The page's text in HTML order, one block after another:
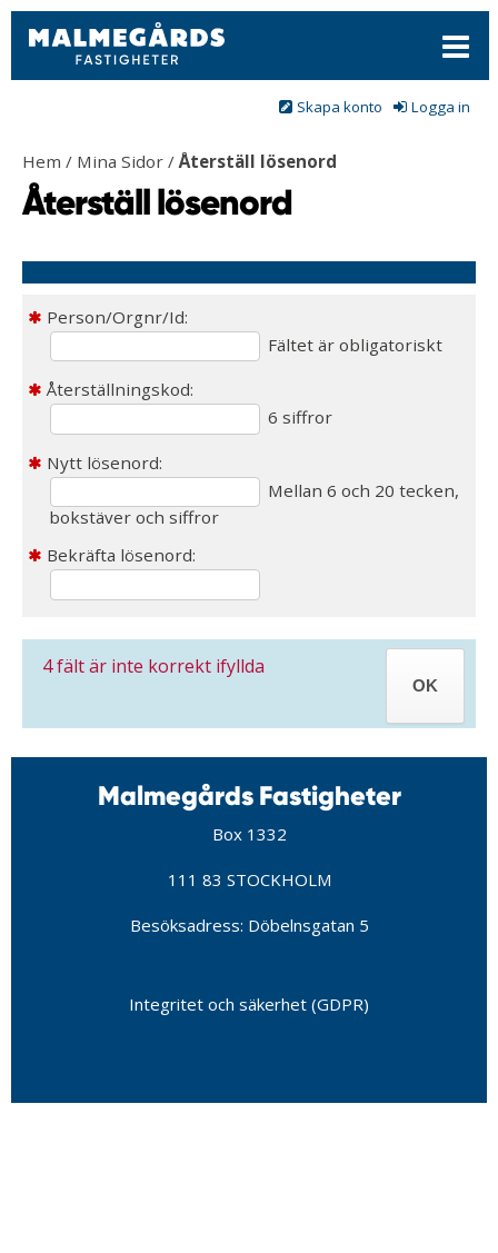
Meny
Logga in
Skapa konto
Hem / Mina Sidor / Återställ lösenord
Återställ lösenord
Person/Orgnr/Id:
Fältet är obligatoriskt
Återställningskod:
6 siffror
Nytt lösenord:
Mellan 6 och 20 tecken,
bokstäver och siffror
Bekräfta lösenord:
4fält är inte korrekt ifyllda
Malmegårds Fastigheter
Box 1332
111 83 STOCKHOLM
Besöksadress: Döbelnsgatan 5
Integritet och säkerhet (GDPR)